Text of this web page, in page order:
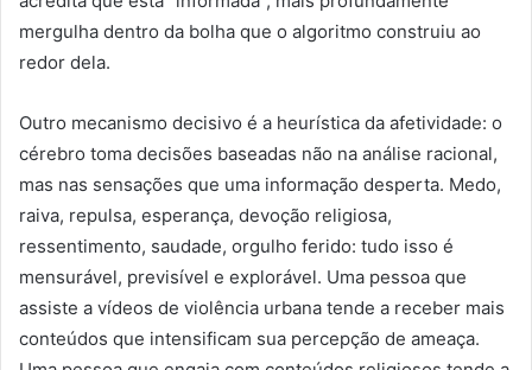
mergulha dentro da bolha que o algoritmo construiu ao
redor dela.
Outro mecanismo decisivo é a heurística da afetividade: o
cérebro toma decisões baseadas não na análise racional,
mas nas sensações que uma informação desperta. Medo,
raiva, repulsa, esperança, devoção religiosa,
ressentimento, saudade, orgulho ferido: tudo isso é
mensurável, previsível e explorável. Uma pessoa que
assiste a vídeos de violência urbana tende a receber mais
conteúdos que intensificam sua percepção de ameaça.